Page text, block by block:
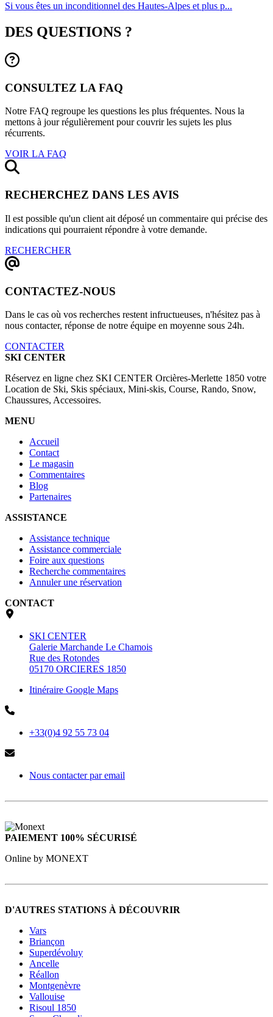
Si vous êtes un inconditionnel des Hautes-Alpes et plus p...
DES QUESTIONS ?
CONSULTEZ LA FAQ
Notre FAQ regroupe les questions les plus fréquentes. Nous la
mettons à jour régulièrement pour couvrir les sujets les plus
récurrents.
VOIR LA FAQ
RECHERCHEZ DANS LES AVIS
Il est possible qu'un client ait déposé un commentaire qui précise des
indications qui pourraient répondre à votre demande.
RECHERCHER
CONTACTEZ-NOUS
Dans le cas où vos recherches restent infructueuses, n'hésitez pas à
nous contacter, réponse de notre équipe en moyenne sous 24h.
CONTACTER
SKI CENTER
Réservez en ligne chez SKI CENTER Orcières-Merlette 1850 votre
Location de Ski, Skis spéciaux, Mini-skis, Course, Rando, Snow,
Chaussures, Accessoires.
MENU
Accueil
Contact
Le magasin
Commentaires
Blog
Partenaires
ASSISTANCE
Assistance technique
Assistance commerciale
Foire aux questions
Recherche commentaires
Annuler une réservation
CONTACT
SKI CENTER
Galerie Marchande Le Chamois
Rue des Rotondes
05170 ORCIERES 1850
Itinéraire Google Maps
+33(0)4 92 55 73 04
Nous contacter par email
PAIEMENT 100% SÉCURISÉ
Online by MONEXT
D'AUTRES STATIONS À DÉCOUVRIR
Vars
Briançon
Superdévoluy
Ancelle
Réallon
Montgenèvre
Vallouise
Risoul 1850